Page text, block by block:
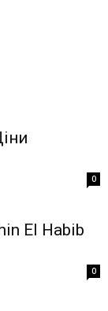
0
El Habib
0